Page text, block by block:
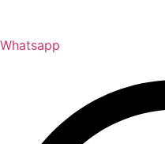
Whatsapp